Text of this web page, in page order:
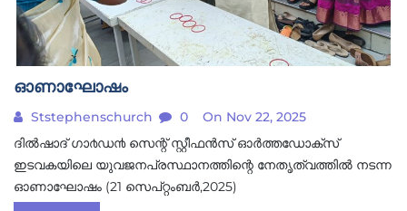
ഓണാഘോഷം
Ststephenschurch 0
On Nov 22, 2025
ദിൽഷാദ് ഗാ൪ഡ൯ സെന്റ് സ്റ്റീഫന്‍സ് ഓർത്തഡോക്സ്
ഇടവകയിലെ യുവജനപ്രസ്ഥാനത്തിന്റെ നേതൃത്വത്തിൽ നടന്ന
ഓണാഘോഷം (21 സെപ്റ്റംബർ,2025)